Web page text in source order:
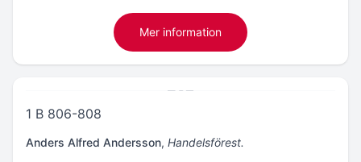
Mer information
1 B 806-808
Anders Alfred Andersson, Handelsförest.